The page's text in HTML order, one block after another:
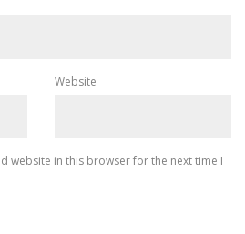
Website
website in this browser for the next time I